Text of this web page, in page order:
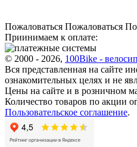
Пожаловаться Пожаловаться
Приинимаем к оплате:
© 2000 - 2026, 100Bike -
Вся представленная на сайте
ознакомительных целях и не
Цены на сайте и в розничном
Количество товаров по акции
Пользовательское соглашение.